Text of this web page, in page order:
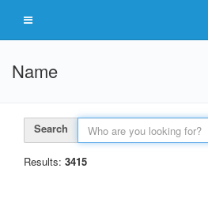
Name
Search
Results: 3415